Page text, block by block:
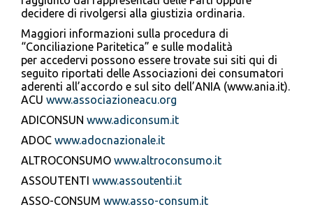
decidere di rivolgersi alla giustizia ordinaria.
Maggiori informazioni sulla procedura di
“Conciliazione Paritetica” e sulle modalità
per accedervi possono essere trovate sui siti qui di
seguito riportati delle Associazioni dei consumatori
aderenti all’accordo e sul sito dell’ANIA (www.ania.it).
ACU www.associazioneacu.org
ADICONSUN www.adiconsum.it
ADOC www.adocnazionale.it
ALTROCONSUMO www.altroconsumo.it
ASSOUTENTI www.assoutenti.it
ASSO-CONSUM www.asso-consum.it